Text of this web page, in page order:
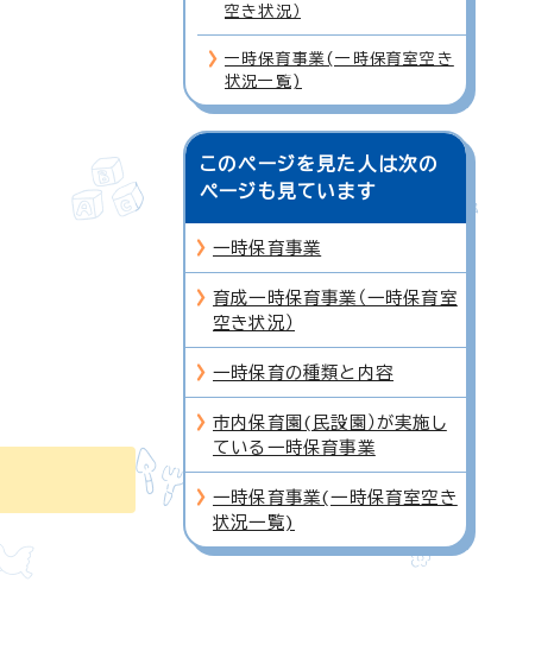
空き状況）
一時保育事業(一時保育室空き
状況一覧)
このページを見た人は次の
ページも見ています
一時保育事業
育成一時保育事業（一時保育室
空き状況）
一時保育の種類と内容
市内保育園(民設園）が実施し
ている一時保育事業
一時保育事業(一時保育室空き
状況一覧)